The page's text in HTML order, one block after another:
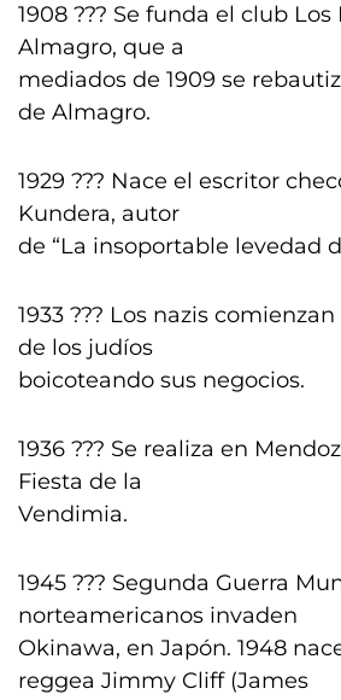
1908 ??? Se funda el club Los
Almagro, que a
mediados de 1909 se
de Almagro.
1929 ??? Nace el escritor
Kundera, autor
de “La insoportable levedad
1933 ??? Los nazis
de los judíos
boicoteando sus negocios.
1936 ??? Se realiza en
Fiesta de la
Vendimia.
1945 ??? Segunda Guerra
norteamericanos invaden
Okinawa, en Japón. 1948
reggea Jimmy Cliff (James